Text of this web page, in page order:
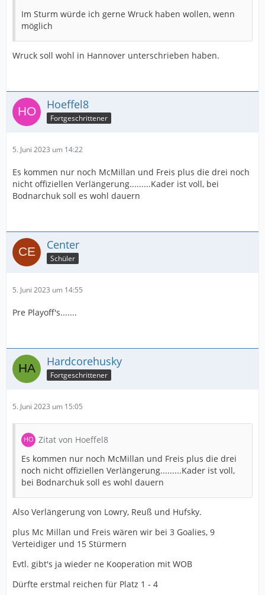
Im Sturm würde ich gerne Wruck haben wollen, wenn
möglich
Wruck soll wohl in Hannover unterschrieben haben.
Hoeffel8
Fortgeschrittener
5. Juni 2023 um 14:22
Es kommen nur noch McMillan und Freis plus die drei noch
nicht offiziellen Verlängerung.........Kader ist voll, bei
Bodnarchuk soll es wohl dauern
Center
Schüler
5. Juni 2023 um 14:55
Pre Playoff's.......
Hardcorehusky
Fortgeschrittener
5. Juni 2023 um 15:05
Zitat von Hoeffel8
Es kommen nur noch McMillan und Freis plus die drei
noch nicht offiziellen Verlängerung.........Kader ist voll,
bei Bodnarchuk soll es wohl dauern
Also Verlängerung von Lowry, Reuß und Hufsky.
plus Mc Millan und Freis wären wir bei 3 Goalies, 9
Verteidiger und 15 Stürmern
Evtl. gibt's ja wieder ne Kooperation mit WOB
Dürfte erstmal reichen für Platz 1 - 4